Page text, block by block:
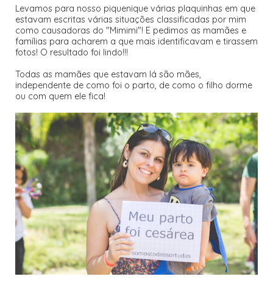
Levamos para nosso piquenique várias plaquinhas em que
estavam escritas várias situações classificadas por mim
como causadoras do "Mimimi"! E pedimos as mamães e
famílias para acharem a que mais identificavam e tirassem
fotos! O resultado foi lindo!!!
Todas as mamães que estavam lá são mães,
independente de como foi o parto, de como o filho dorme
ou com quem ele fica!